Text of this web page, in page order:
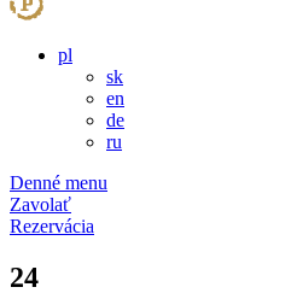
pl
sk
en
de
ru
Denné menu
Zavolať
Rezervácia
24